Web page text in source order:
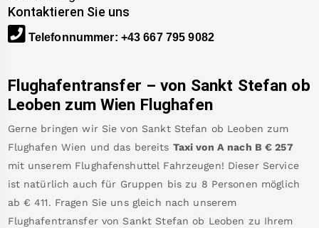
Kontaktieren Sie uns
Telefonnummer: +43 667 795 9082
Flughafentransfer – von Sankt Stefan ob
Leoben zum Wien Flughafen
Gerne bringen wir Sie von Sankt Stefan ob Leoben zum
Flughafen Wien und das bereits Taxi von A nach B €257
mit unserem Flughafenshuttel Fahrzeugen! Dieser Service
ist natürlich auch für Gruppen bis zu 8 Personen möglich
ab € 411. Fragen Sie uns gleich nach unserem
Flughafentransfer von Sankt Stefan ob Leoben zu Ihrem